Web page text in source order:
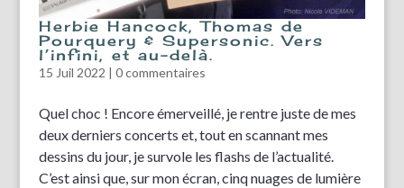
Herbie Hancock, Thomas de
Pourquery & Supersonic. Vers
l’infini, et au-delà.
15 Juil 2022 | 0 commentaires
Quel choc ! Encore émerveillé, je rentre juste de mes
deux derniers concerts et, tout en scannant mes
dessins du jour, je survole les flashs de l’actualité.
C’est ainsi que, sur mon écran, cinq nuages de lumière